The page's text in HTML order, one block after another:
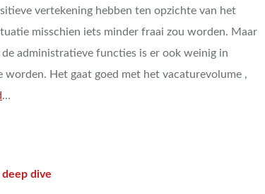
vertekening hebben ten opzichte van het
misschien iets minder fraai zou worden. Maar
administratieve functies is er ook weinig in
worden. Het gaat goed met het vacaturevolume ,
…
dive